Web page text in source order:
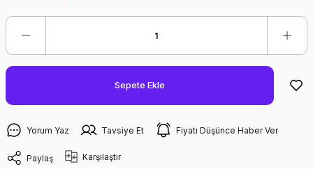
Sepete Ekle
Yorum Yaz Tavsiye Et Fiyatı Düşünce Haber Ver
Paylaş Karşılaştır